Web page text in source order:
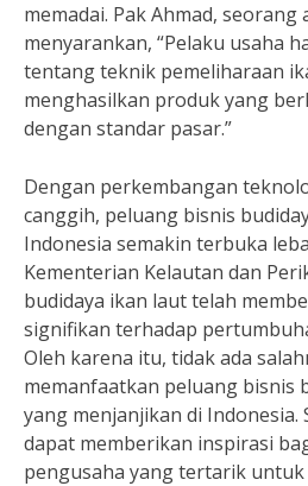
memadai. Pak Ahmad, seorang
menyarankan, “Pelaku usaha
tentang teknik pemeliharaan
menghasilkan produk yang
dengan standar pasar.”
Dengan perkembangan
canggih, peluang bisnis
Indonesia semakin terbuka
Kementerian Kelautan dan
budidaya ikan laut telah
signifikan terhadap
Oleh karena itu, tidak ada
memanfaatkan peluang bisnis
yang menjanjikan di Indonesia.
dapat memberikan inspirasi
pengusaha yang tertarik